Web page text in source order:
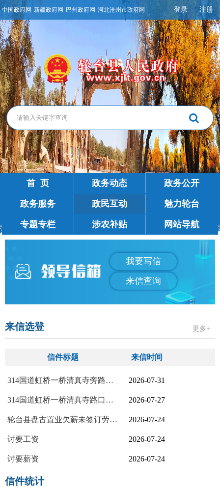
中国政府网 新疆政府网 巴州政府网 河北沧州市政府网 登录 注册
首 页 政务动态 政务公开
政务服务 政民互动 魅力轮台
专题专栏 涉农补贴 网站导航
我要写信
来信查询
更多+
来信选登
信件标题 来信时间
314国道虹桥一桥清真寺旁路口被堵 2026-07-31
314国道虹桥一桥清真寺路口围挡阻碍出行 2026-07-27
轮台县盘古置业欠薪未签订劳动合同购买社保 2026-07-24
讨要工资 2026-07-24
讨要薪资 2026-07-24
信件统计